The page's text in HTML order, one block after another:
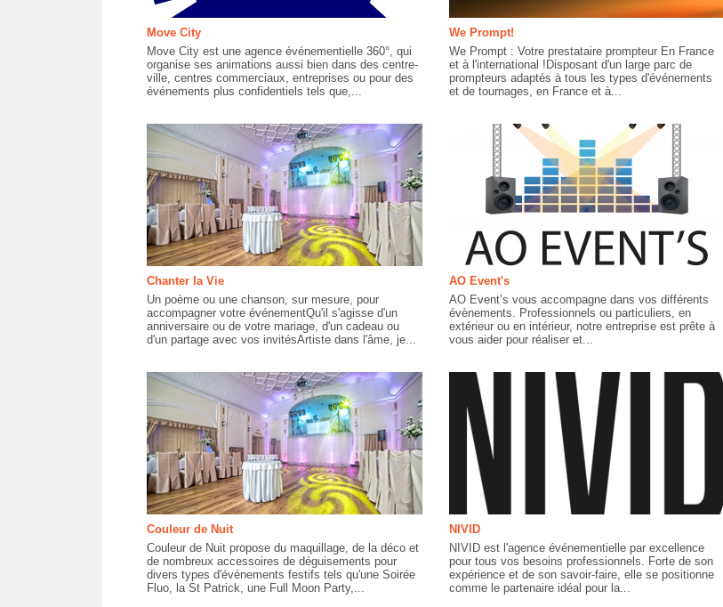
Move City
Move City est une agence événementielle 360°, qui
organise ses animations aussi bien dans des centre-
ville, centres commerciaux, entreprises ou pour des
événements plus confidentiels tels que,...
We Prompt!
We Prompt : Votre prestataire prompteur En France
et à l'international !Disposant d'un large parc de
prompteurs adaptés à tous les types d'événements
et de tournages, en France et à...
Chanter la Vie
Un poème ou une chanson, sur mesure, pour
accompagner votre événementQu'il s'agisse d'un
anniversaire ou de votre mariage, d'un cadeau ou
d'un partage avec vos invitésArtiste dans l'âme, je...
AO Event's
AO Event’s vous accompagne dans vos différents
évènements. Professionnels ou particuliers, en
extérieur ou en intérieur, notre entreprise est prête à
vous aider pour réaliser et...
Couleur de Nuit
Couleur de Nuit propose du maquillage, de la déco et
de nombreux accessoires de déguisements pour
divers types d'événements festifs tels qu'une Soirée
Fluo, la St Patrick, une Full Moon Party,...
NIVID
NIVID est l'agence événementielle par excellence
pour tous vos besoins professionnels. Forte de son
expérience et de son savoir-faire, elle se positionne
comme le partenaire idéal pour la...